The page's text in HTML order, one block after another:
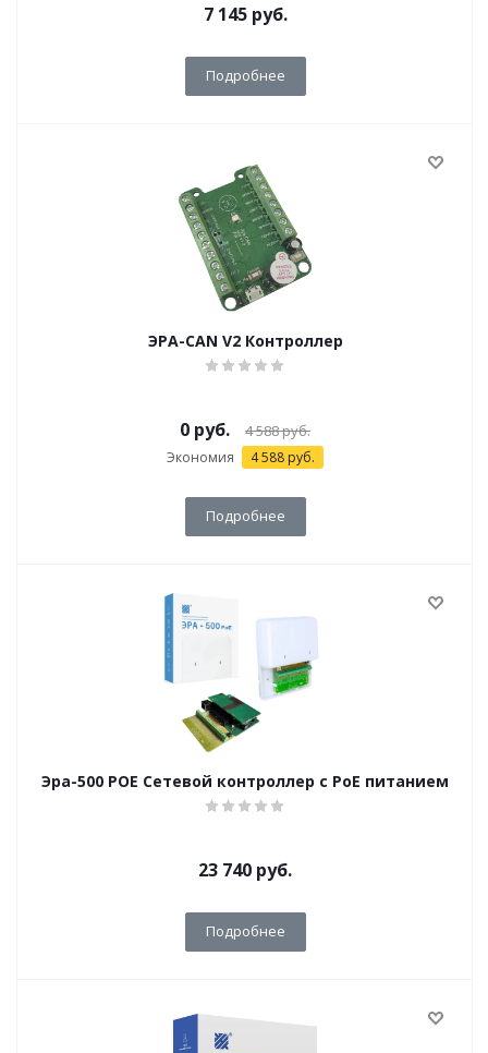
7 145руб.
Подробнее
ЭРА-CAN V2 Контроллер
0 руб. 4 588руб.
Экономия 4 588 руб.
Подробнее
Эра-500 POE Сетевой контроллер с PoE питанием
23 740 руб.
Подробнее